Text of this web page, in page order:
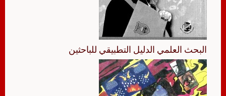
البحث العلمي الدليل التطبيقي للباحثين